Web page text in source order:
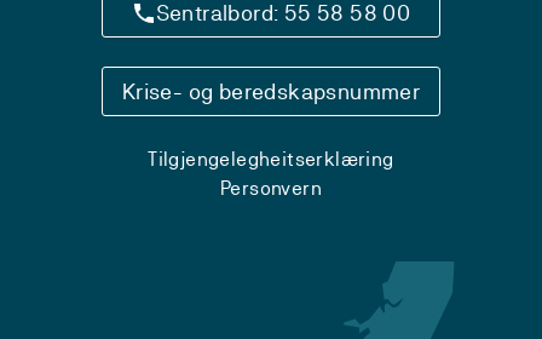
Sentralbord: 55 58 58 00
Krise- og beredskapsnummer
Tilgjengelegheitserklæring
Personvern